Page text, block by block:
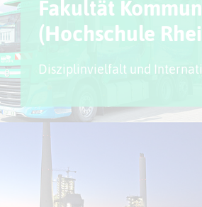
Fakultät
(Hochschule
Disziplinvielfalt und